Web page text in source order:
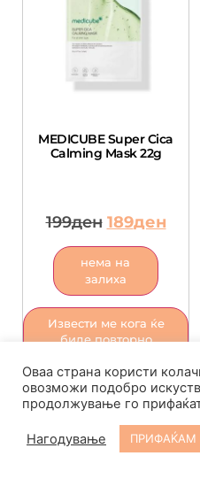
MEDICUBE Super Cica
Calming Mask 22g
199ден 189ден
нема на
залиха
Извести ме кога ќе
биде повторно
-40%
Оваа страна користи
овозможи подобро
продолжување го
Нагодување ПРИФАЌАМ